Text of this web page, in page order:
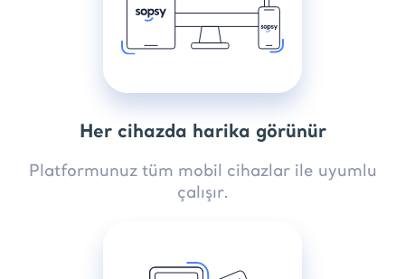
Her cihazda harika görünür
Platformunuz tüm mobil cihazlar ile uyumlu
çalışır.